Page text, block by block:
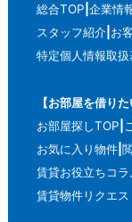
総合TOP 企業情
スタッフ紹介 お
特定個人情報取
【お部屋を借りた
お部屋探しTOP
お気に入り物件
賃貸お役立ちコラ
賃貸物件リクエス